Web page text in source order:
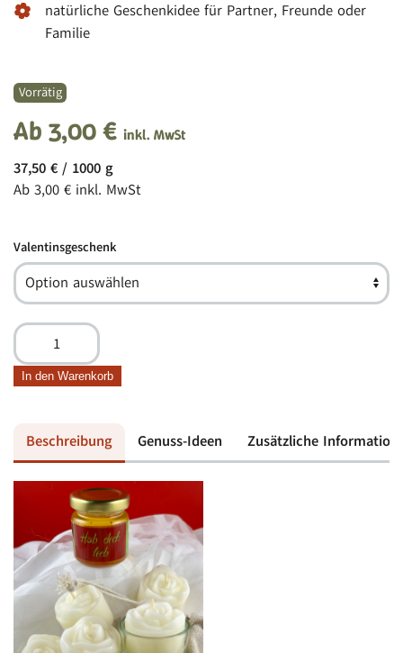
natürliche Geschenkidee für Partner, Freunde oder
Familie
Vorrätig
Ab 3,00€ inkl. MwSt
37,50 € / 1000 g
Ab 3,00 € inkl. MwSt
Valentinsgeschenk
Valentinsgeschenk
Menge
In den Warenkorb
Beschreibung Genuss-Ideen Zusätzliche